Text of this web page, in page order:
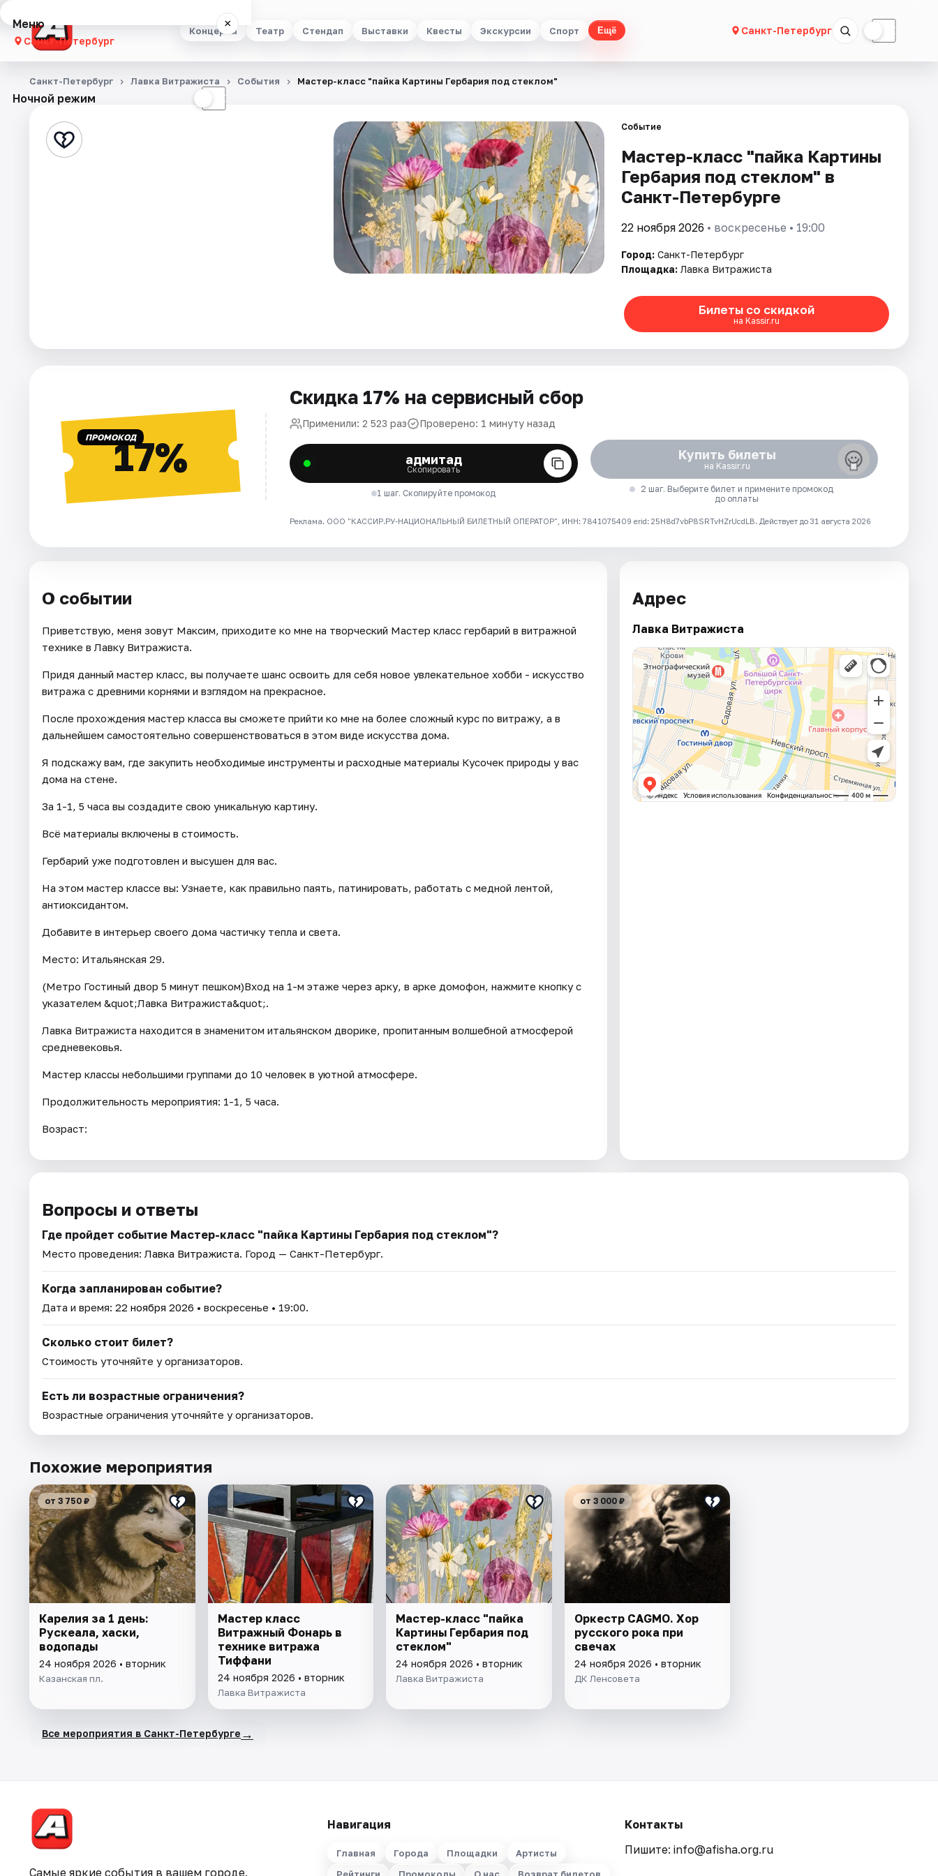
Концерты Театр Стендап Выставки Квесты Экскурсии Спорт Ещё Санкт-Петербург ☾
Меню ×
Санкт-Петербург
Концерты
Стендап
Города
Рейтинги
Ночной режим ☾
Санкт-Петербург Лавка Витражиста События Мастер-класс "пайка Картины Гербария под стеклом"
Событие
Мастер-класс "пайка Картины
Гербария под стеклом" в
Санкт-Петербурге
22 ноября 2026 • воскресенье • 19:00
Город: Санкт-Петербург
Площадка: Лавка Витражиста
Билеты со скидкой
на Kassir.ru
ПРОМОКОД17%
Скидка 17% на сервисный сбор
Применили: 2 523 раз Проверено: 1 минуту назад
адмитад
Скопировать
1 шаг. Скопируйте промокод
Купить билеты
на Kassir.ru
2 шаг. Выберите билет и примените промокод
до оплаты
Реклама. ООО "КАССИР.РУ-НАЦИОНАЛЬНЫЙ БИЛЕТНЫЙ ОПЕРАТОР", ИНН: 7841075409 erid: 25H8d7vbP8SRTvHZrUcdLB. Действует до 31 августа 2026
О событии
Приветствую, меня зовут Максим, приходите ко мне на творческий Мастер класс гербарий в витражной
технике в Лавку Витражиста.
Придя данный мастер класс, вы получаете шанс освоить для себя новое увлекательное хобби - искусство
витража с древними корнями и взглядом на прекрасное.
После прохождения мастер класса вы сможете прийти ко мне на более сложный курс по витражу, а в
дальнейшем самостоятельно совершенствоваться в этом виде искусства дома.
Я подскажу вам, где закупить необходимые инструменты и расходные материалы Кусочек природы у вас
дома на стене.
За 1-1, 5 часа вы создадите свою уникальную картину.
Всё материалы включены в стоимость.
Гербарий уже подготовлен и высушен для вас.
На этом мастер классе вы: Узнаете, как правильно паять, патинировать, работать с медной лентой,
антиоксидантом.
Добавите в интерьер своего дома частичку тепла и света.
Место: Итальянская 29.
(Метро Гостиный двор 5 минут пешком)Вход на 1-м этаже через арку, в арке домофон, нажмите кнопку с
указателем &quot;Лавка Витражиста&quot;.
Лавка Витражиста находится в знаменитом итальянском дворике, пропитанным волшебной атмосферой
средневековья.
Мастер классы небольшими группами до 10 человек в уютной атмосфере.
Продолжительность мероприятия: 1-1, 5 часа.
Возраст:
Адрес
Лавка Витражиста
Вопросы и ответы
Где пройдет событие Мастер-класс "пайка Картины Гербария под стеклом"?
Место проведения: Лавка Витражиста. Город — Санкт-Петербург.
Когда запланирован событие?
Дата и время: 22 ноября 2026 • воскресенье • 19:00.
Сколько стоит билет?
Стоимость уточняйте у организаторов.
Есть ли возрастные ограничения?
Возрастные ограничения уточняйте у организаторов.
Похожие мероприятия
от 3 750 ₽
Карелия за 1 день:
Рускеала, хаски,
водопады
24 ноября 2026 • вторник
Казанская пл.
Мастер класс
Витражный Фонарь в
технике витража
Тиффани
24 ноября 2026 • вторник
Лавка Витражиста
Мастер-класс "пайка
Картины Гербария под
стеклом"
24 ноября 2026 • вторник
Лавка Витражиста
от 3 000 ₽
Оркестр CAGMO. Хор
русского рока при
свечах
24 ноября 2026 • вторник
ДК Ленсовета
Все мероприятия в Санкт-Петербурге →
Самые яркие события в вашем городе.
Навигация
Главная Города Площадки
Артисты
Контакты
Пишите: info@afisha.org.ru